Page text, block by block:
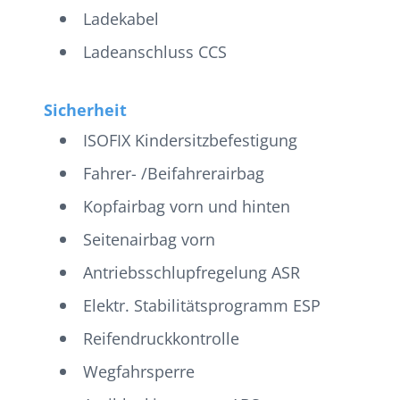
Ladekabel
Ladeanschluss CCS
Sicherheit
ISOFIX Kindersitzbefestigung
Fahrer- /Beifahrerairbag
Kopfairbag vorn und hinten
Seitenairbag vorn
Antriebsschlupfregelung ASR
Elektr. Stabilitätsprogramm ESP
Reifendruckkontrolle
Wegfahrsperre